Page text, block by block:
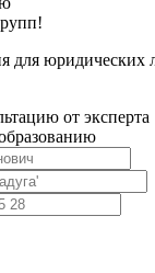
для юридических
от эксперта